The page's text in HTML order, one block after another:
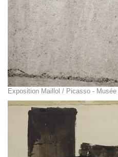
Exposition Maillol / Picasso -